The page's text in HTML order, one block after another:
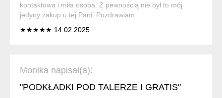
kontaktowa i miła osoba. Z pewnością nie był to mój
jedyny zakup u tej Pani. Pozdrawiam
★★★★★ 14.02.2025
Monika napisał(a):
"PODKŁADKI POD TALERZE I GRATIS"